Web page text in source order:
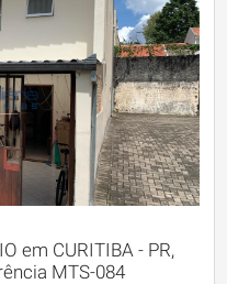
em CURITIBA - PR,
MTS-084